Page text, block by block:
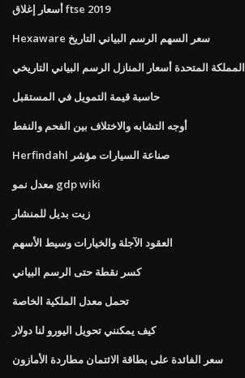
أسعار إغلاق ftse 2019
Hexaware سعر السهم الرسم البياني التاريخ
المملكة المتحدة أسعار المنازل الرسم البياني التاريخي
حاسبة قيمة التمويل في المستقبل
أوجه التشابه والاختلاف بين الفحم والنفط
Herfindahl صناعة السيارات مؤشر
معدل نمو gdp wiki
زيت بديل للمنشار
العقود الآجلة والخيارات وسيط الأسهم
كسر نقطة حتى الرسم البياني
تحمل معدل الملكية الخاصة
كيف يمكنني تحويل اليورو لنا دولار
سعر الفائدة على بطاقة الائتمان مطاردة الأمازون